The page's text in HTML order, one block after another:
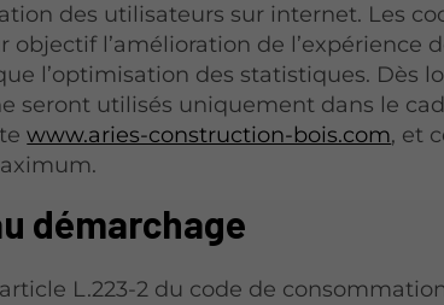
des utilisateurs sur internet. Les
objectif l’amélioration de l’expérience
l’optimisation des statistiques. Dès
seront utilisés uniquement dans le
www.aries-construction-bois.com, et
démarchage
L.223-2 du code de